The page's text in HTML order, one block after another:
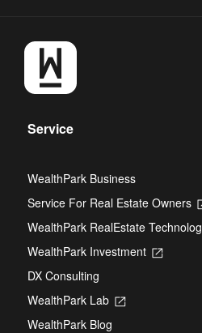
Service
WealthPark Business
Service For Real Estate Owners
WealthPark RealEstate
WealthPark Investment
Opens
DX Consulting
WealthPark Lab
Opens
WealthPark Blog